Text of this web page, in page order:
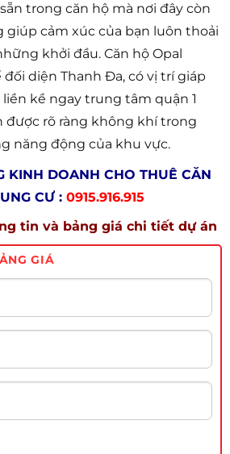
trong căn hộ mà nơi đây còn
giúp cảm xúc của bạn luôn thoải
khởi đầu. Căn hộ Opal
đối diện Thanh Đa, có vị trí giáp
liền kề ngay trung tâm quận 1
được rõ ràng không khí trong
năng động của khu vực.
KINH DOANH CHO THUÊ CĂN
CƯ : 0915.916.915
tin và bảng giá chi tiết dự án
GIÁ